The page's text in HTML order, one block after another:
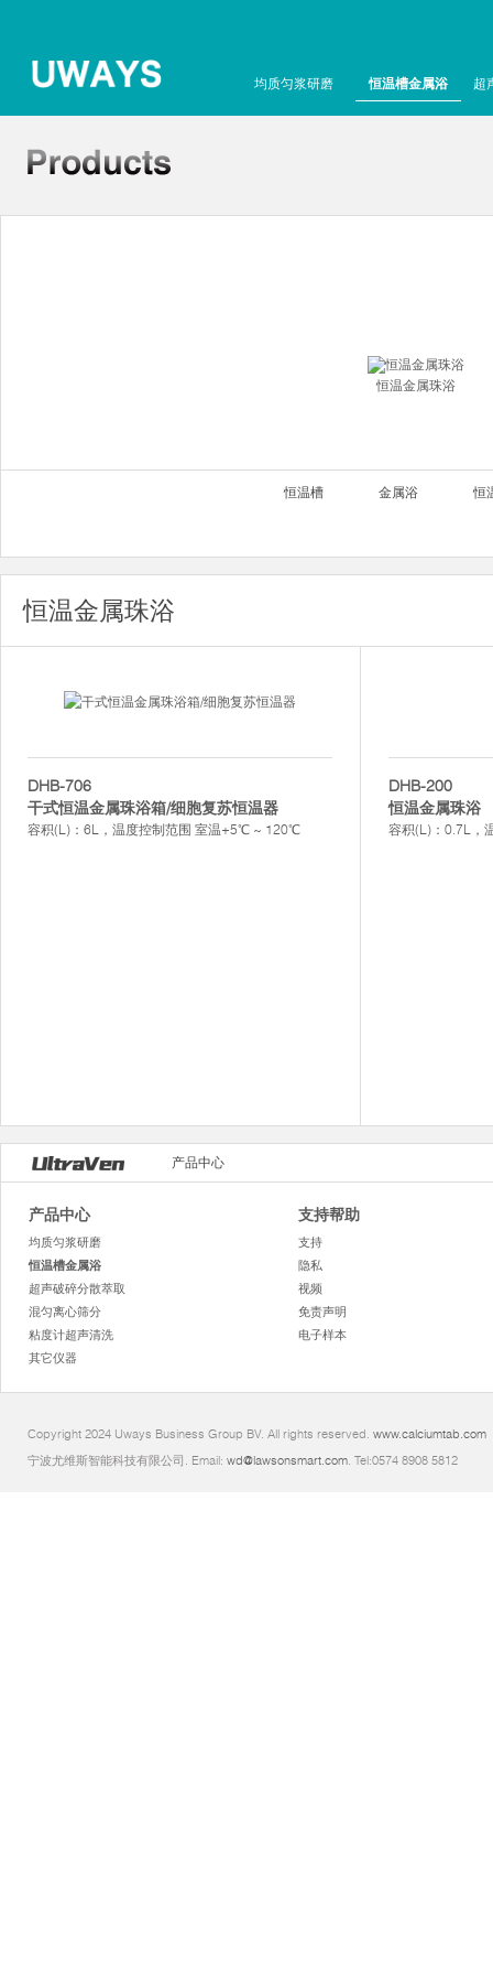
均质匀浆研磨 恒温槽金属浴 超
恒温金属珠浴
恒温槽 金属浴 恒
恒温金属珠浴
DHB-706
干式恒温金属珠浴箱/细胞复苏恒温器
容积(L)：6L，温度控制范围 室温+5℃ ~ 120℃
DHB-200
恒温金属珠浴
容积(L)：0.7L，
产品中心
产品中心
均质匀浆研磨
恒温槽金属浴
超声破碎分散萃取
混匀离心筛分
粘度计超声清洗
其它仪器
支持帮助
支持
隐私
视频
免责声明
电子样本
Copyright 2024 Uways Business Group BV. All rights reserved. www.calciumtab.com
宁波尤维斯智能科技有限公司. Email: wd@lawsonsmart.com. Tel:0574 8908 5812